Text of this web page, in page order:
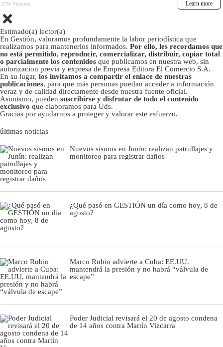
Estimado(a) lector(a)
En Gestión, valoramos profundamente la labor periodística que
realizamos para mantenerlos informados. Por ello, les recordamos que
no está permitido, reproducir, comercializar, distribuir, copiar total
o parcialmente los contenidos que publicamos en nuestra web, sin
autorizacion previa y expresa de Empresa Editora El Comercio S.A.
En su lugar, los invitamos a compartir el enlace de nuestras
publicaciones, para que más personas puedan acceder a información
veraz y de calidad directamente desde nuestra fuente oficial.
Asimismo, pueden suscribirse y disfrutar de todo el contenido
exclusivo que elaboramos para Uds.
Gracias por ayudarnos a proteger y valorar este esfuerzo.
últimas noticias
Nuevos sismos en Junín: realizan patrullajes y
monitoreo para registrar daños
¿Qué pasó en GESTIÓN un día como hoy, 8 de
agosto?
Marco Rubio advierte a Cuba: EE.UU.
mantendrá la presión y no habrá “válvula de
escape”
Poder Judicial revisará el 20 de agosto condena
de 14 años contra Martín Vizcarra